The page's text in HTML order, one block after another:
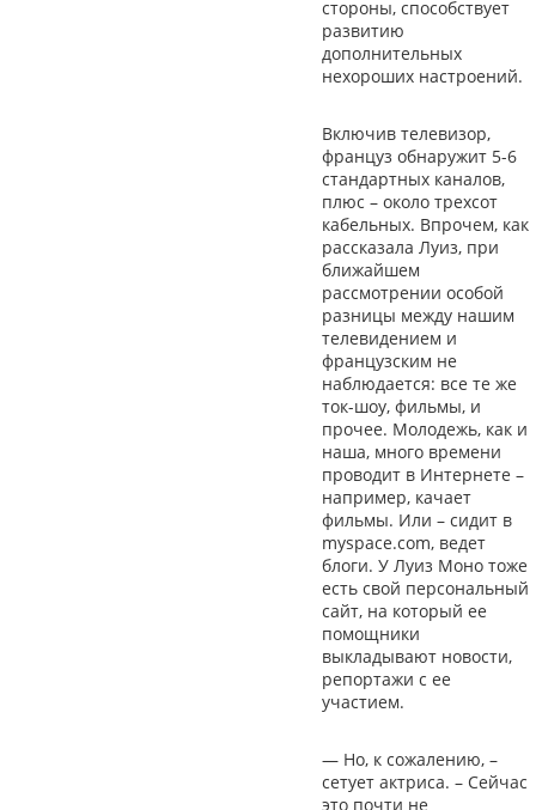
стороны, способствует
развитию
дополнительных
нехороших настроений.
Включив телевизор,
француз обнаружит 5-6
стандартных каналов,
плюс – около трехсот
кабельных. Впрочем, как
рассказала Луиз, при
ближайшем
рассмотрении особой
разницы между нашим
телевидением и
французским не
наблюдается: все те же
ток-шоу, фильмы, и
прочее. Молодежь, как и
наша, много времени
проводит в Интернете –
например, качает
фильмы. Или – сидит в
myspace.com, ведет
блоги. У Луиз Моно тоже
есть свой персональный
сайт, на который ее
помощники
выкладывают новости,
репортажи с ее
участием.
— Но, к сожалению, –
сетует актриса. – Сейчас
это почти не